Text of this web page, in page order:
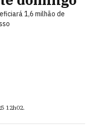
1,6 milhão de
12h02.